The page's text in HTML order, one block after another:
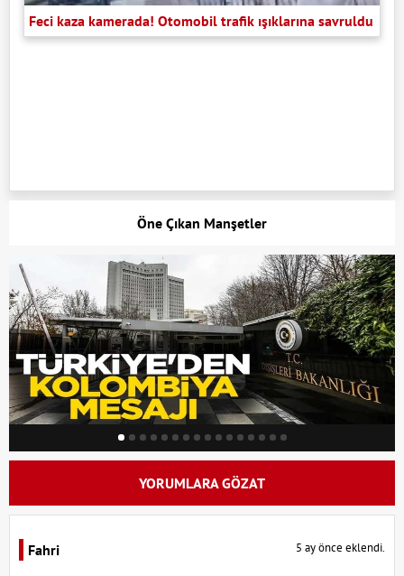
Feci kaza kamerada! Otomobil trafik ışıklarına savruldu
Öne Çıkan Manşetler
YORUMLARA GÖZAT
Fahri 5 ay önce eklendi.